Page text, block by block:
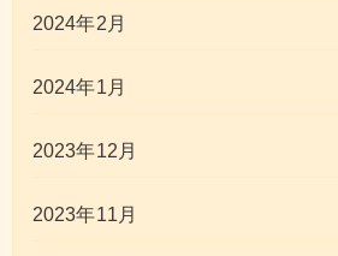
2024年2月
2024年1月
2023年12月
2023年11月